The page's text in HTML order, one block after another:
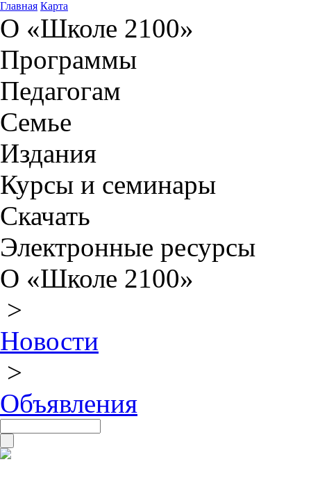
Главная Карта
О «Школе 2100»
Программы
Педагогам
Семье
Издания
Курсы и семинары
Скачать
Электронные ресурсы
О «Школе 2100»
>
Новости
>
Объявления